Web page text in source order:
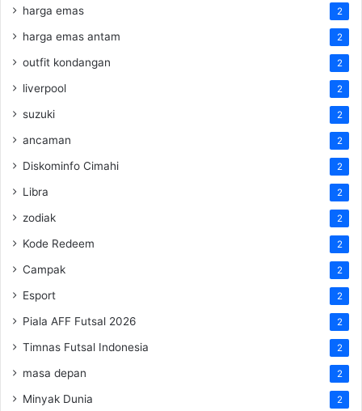
harga emas 2
harga emas antam 2
outfit kondangan 2
liverpool 2
suzuki 2
ancaman 2
Diskominfo Cimahi 2
Libra 2
zodiak 2
Kode Redeem 2
Campak 2
Esport 2
Piala AFF Futsal 2026 2
Timnas Futsal Indonesia 2
masa depan 2
Minyak Dunia 2